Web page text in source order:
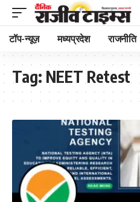
टॉप-न्यूज़ मध्यप्रदेश राजनीति
Tag: NEET Retest